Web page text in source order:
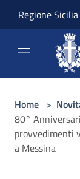
Regione Sicilia
Home >
80°
provvedimenti
a Messina